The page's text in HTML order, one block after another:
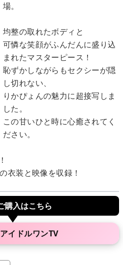
メニュー
場。
均整の取れたボディと
可憐な笑顔がふんだんに盛り込
まれたマスターピース！
恥ずかしながらもセクシーが隠
し切れない、
りかぴょんの魅力に超接写しま
した。
この甘いひと時に心癒されてく
ださい。
衣装と映像を収録！
購入はこちら
アイドルワンTV